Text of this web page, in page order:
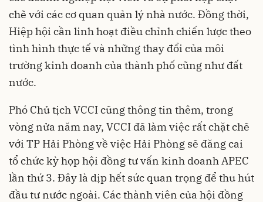
chẽ với các cơ quan quản lý nhà nước. Đồng thời,
Hiệp hội cần linh hoạt điều chỉnh chiến lược theo
tình hình thực tế và những thay đổi của môi
trường kinh doanh của thành phố cũng như đất
nước.
Phó Chủ tịch VCCI cũng thông tin thêm, trong
vòng nửa năm nay, VCCI đã làm việc rất chặt chẽ
với TP Hải Phòng về việc Hải Phòng sẽ đăng cai
tổ chức kỳ họp hội đồng tư vấn kinh doanh APEC
lần thứ 3. Đây là dịp hết sức quan trọng để thu hút
đầu tư nước ngoài. Các thành viên của hội đồng